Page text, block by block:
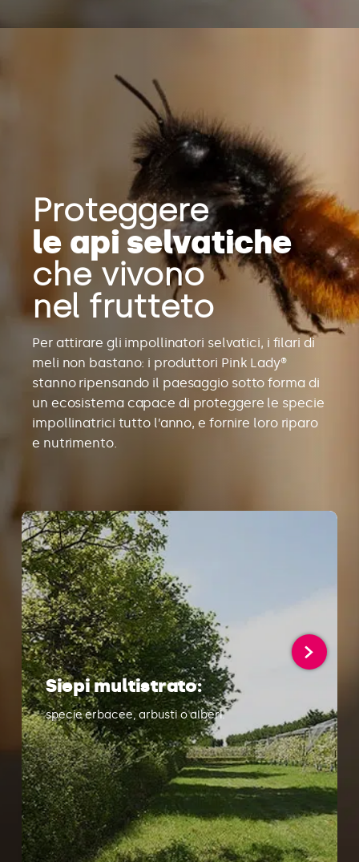
Proteggere
le api selvatiche
che vivono
nel frutteto
Per attirare gli impollinatori selvatici, i filari di
meli non bastano: i produttori Pink Lady®
stanno ripensando il paesaggio sotto forma di
un ecosistema capace di proteggere le specie
impollinatrici tutto l’anno, e fornire loro riparo
e nutrimento.
Siepi multistrato:
specie erbacee, arbusti o alberi.